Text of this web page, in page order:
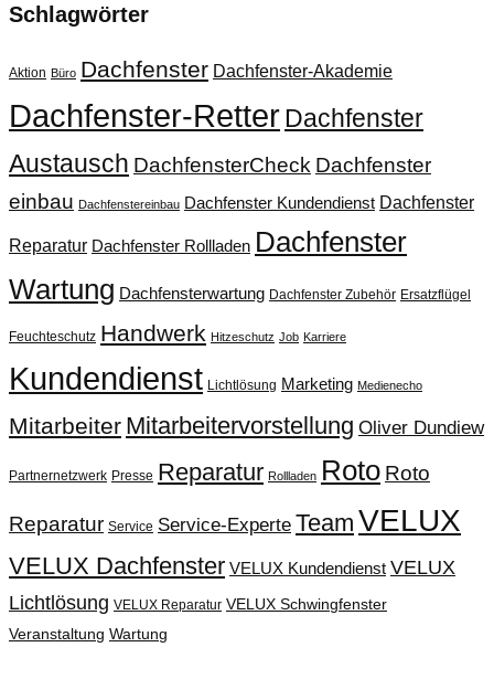
Schlagwörter
Aktion Büro Dachfenster Dachfenster-Akademie
Dachfenster-RetterDachfenster
Austausch DachfensterCheck Dachfenster
einbau Dachfenstereinbau Dachfenster Kundendienst Dachfenster
Reparatur Dachfenster Rollladen Dachfenster
Wartung Dachfensterwartung Dachfenster Zubehör Ersatzflügel
Feuchteschutz Handwerk Hitzeschutz Job Karriere
Kundendienst Lichtlösung Marketing Medienecho
Mitarbeiter Mitarbeitervorstellung Oliver Dundiew
Partnernetzwerk Presse Reparatur Rollladen Roto Roto
Reparatur Service Service-Experte Team VELUX
VELUX Dachfenster VELUX Kundendienst VELUX
Lichtlösung VELUX Reparatur VELUX Schwingfenster
Veranstaltung Wartung